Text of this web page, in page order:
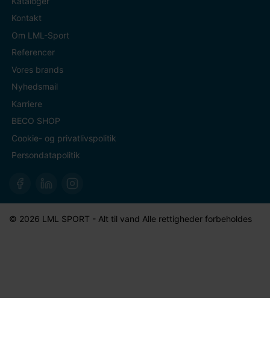
Kontakt
Om LML-Sport
Referencer
Vores brands
Nyhedsmail
Karriere
BECO SHOP
Cookie- og privatlivspolitik
Persondatapolitik
© 2026 LML SPORT - Alt til vand Alle rettigheder forbeholdes